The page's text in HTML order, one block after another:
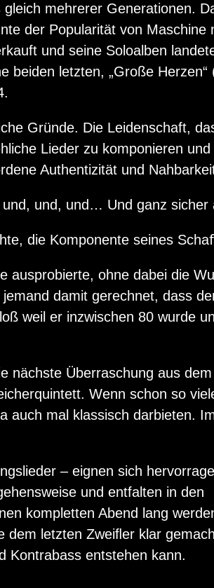
mehrerer Generationen.
der Popularität von Maschine
und seine Soloalben
letzten, „Große Herzen“
Gründe. Die Leidenschaft,
Lieder zu komponieren und
Authentizität und
und, und… Und ganz sicher
die Komponente seines
ausprobierte, ohne dabei die
damit gerechnet, dass
weil er inzwischen 80 wurde
nächste Überraschung aus dem
Wenn schon so
auch mal klassisch darbieten.
– eignen sich
und entfalten in den
kompletten Abend lang
letzten Zweiﬂer klar
Kontrabass entstehen kann.